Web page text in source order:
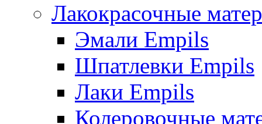
Лакокрасочные
Эмали Empils
Шпатлевки Empils
Лаки Empils
Колеровочные